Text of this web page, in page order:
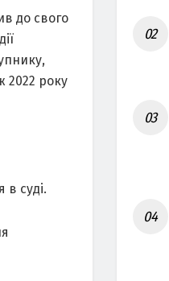
до свого
2022 року
в суді.